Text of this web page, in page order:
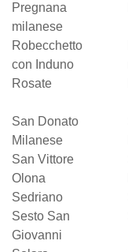
Pregnana
milanese
Robecchetto
con Induno
Rosate
San Donato
Milanese
San Vittore
Olona
Sedriano
Sesto San
Giovanni